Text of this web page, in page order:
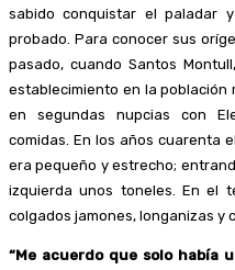
sabido conquistar el paladar
probado. Para conocer sus
pasado, cuando Santos
establecimiento en la población
en segundas nupcias con
comidas. En los años cuarenta
era pequeño y estrecho;
izquierda unos toneles. En el
colgados jamones, longanizas y
“Me acuerdo que solo había